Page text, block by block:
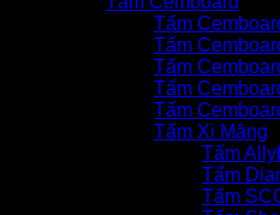
Tấm
Tấm
Tấm
Tấm
Tấm
Tấm Xi Măng
Tấm
Tấm
Tấm